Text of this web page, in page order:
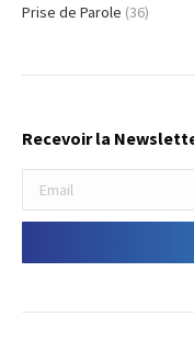
Prise de Parole (36)
Recevoir la